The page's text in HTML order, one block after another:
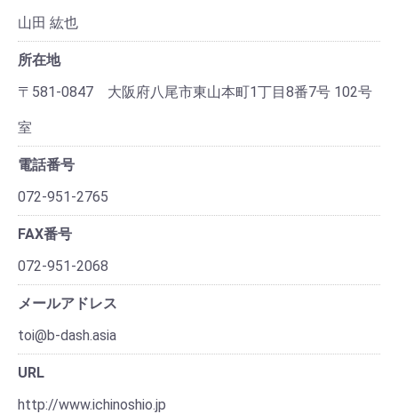
山田 紘也
所在地
〒581-0847 大阪府八尾市東山本町1丁目8番7号 102号
室
電話番号
072-951-2765
FAX番号
072-951-2068
メールアドレス
toi@b-dash.asia
URL
http://www.ichinoshio.jp